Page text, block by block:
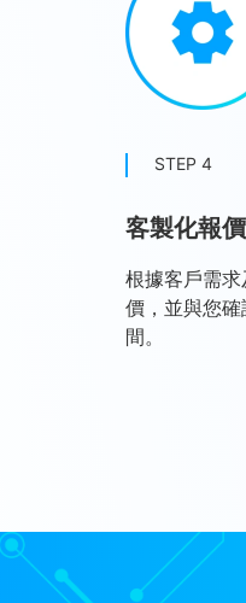
STEP 4
客製化報價
根據客戶需
價，並與您
間。